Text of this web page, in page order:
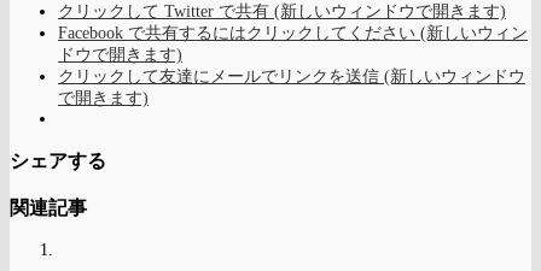
クリックして Twitter で共有 (新しいウィンドウで開きます)
Facebook で共有するにはクリックしてください (新しいウィン
ドウで開きます)
クリックして友達にメールでリンクを送信 (新しいウィンドウ
で開きます)
シェアする
関連記事